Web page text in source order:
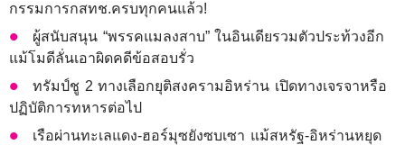
กรรมการกสทช.ครบทุกคนแล้ว!
ผู้สนับสนุน “พรรคแมลงสาบ” ในอินเดียรวมตัวประท้วงอีก
แม้โมดีลั่นเอาผิดคดีข้อสอบรั่ว
ทรัมป์ชู 2 ทางเลือกยุติสงครามอิหร่าน เปิดทางเจรจาหรือ
ปฏิบัติการทหารต่อไป
เรือผ่านทะเลแดง-ฮอร์มุซยังซบเซา แม้สหรัฐ-อิหร่านหยุด